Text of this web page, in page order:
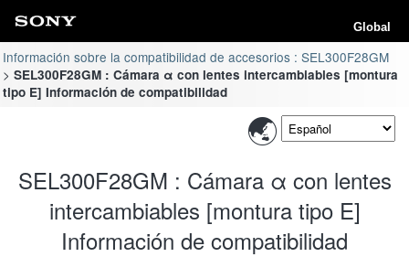
Global
Información sobre la compatibilidad de accesorios : SEL300F28GM
SEL300F28GM : Cámara α con lentes intercambiables [montura
tipo E] Información de compatibilidad
SEL300F28GM : Cámara α con lentes
intercambiables [montura tipo E]
Información de compatibilidad